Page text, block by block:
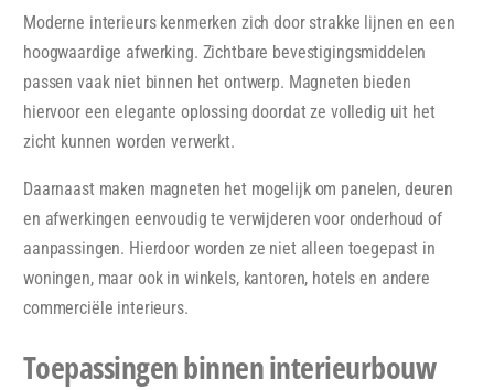
Moderne interieurs kenmerken zich door strakke lijnen en een
hoogwaardige afwerking. Zichtbare bevestigingsmiddelen
passen vaak niet binnen het ontwerp. Magneten bieden
hiervoor een elegante oplossing doordat ze volledig uit het
zicht kunnen worden verwerkt.
Daarnaast maken magneten het mogelijk om panelen, deuren
en afwerkingen eenvoudig te verwijderen voor onderhoud of
aanpassingen. Hierdoor worden ze niet alleen toegepast in
woningen, maar ook in winkels, kantoren, hotels en andere
commerciële interieurs.
Toepassingen binnen interieurbouw